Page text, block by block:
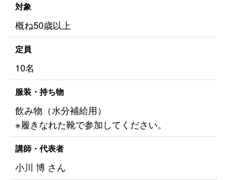
対象
概ね50歳以上
定員
10名
服装・持ち物
飲み物（水分補給用）
※履きなれた靴で参加してください。
講師・代表者
小川 博 さん